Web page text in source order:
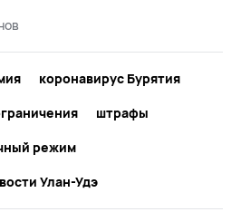
коронавирус Бурятия
штрафы
режим
Улан-Удэ